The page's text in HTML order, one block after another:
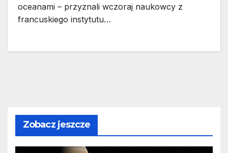
oceanami – przyznali wczoraj naukowcy z
francuskiego instytutu…
Zobacz jeszcze